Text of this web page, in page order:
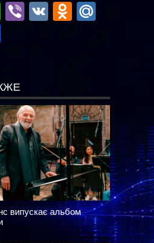
WhatsApp
Viber
VK
випускає альбом